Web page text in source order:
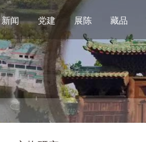
新闻 党建 展陈 藏品